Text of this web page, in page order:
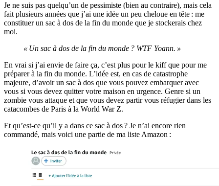
Je ne suis pas quelqu’un de pessimiste (bien au contraire), mais cela
fait plusieurs années que j’ai une idée un peu cheloue en tête : me
constituer un sac à dos de la fin du monde que je stockerais chez
moi.
« Un sac à dos de la fin du monde ? WTF Yoann. »
En vrai si j’ai envie de faire ça, c’est plus pour le kiff que pour me
préparer à la fin du monde. L’idée est, en cas de catastrophe
majeure, d’avoir un sac à dos que vous pouvez embarquer avec
vous si vous devez quitter votre maison en urgence. Genre si un
zombie vous attaque et que vous devez partir vous réfugier dans les
catacombes de Paris à la World War Z.
Et qu’est-ce qu’il y a dans ce sac à dos ? Je n’ai encore rien
commandé, mais voici une partie de ma liste Amazon :